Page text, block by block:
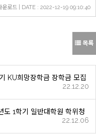
운로드 | DATE : 2022-12-19 09:10:40
목록
KU희망장학금 장학금 모집
22.12.20
도 1학기 일반대학원 학위청
22.12.06